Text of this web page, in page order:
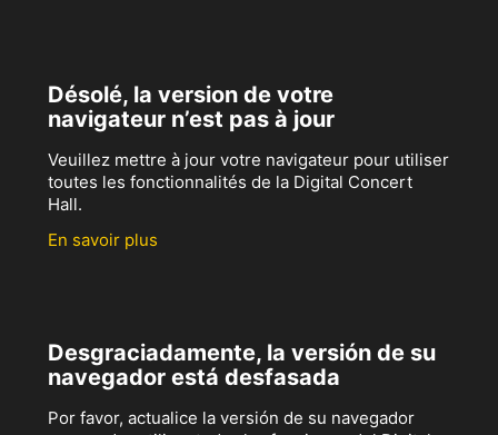
Désolé, la version de votre
navigateur n’est pas à jour
Veuillez mettre à jour votre navigateur pour utiliser
toutes les fonctionnalités de la Digital Concert
Hall.
En savoir plus
Desgraciadamente, la versión de su
navegador está desfasada
Por favor, actualice la versión de su navegador